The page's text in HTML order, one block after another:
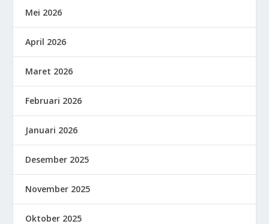
Mei 2026
April 2026
Maret 2026
Februari 2026
Januari 2026
Desember 2025
November 2025
Oktober 2025